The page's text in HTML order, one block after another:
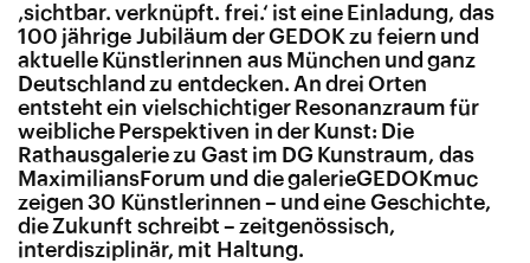
‚sichtbar. verknüpft. frei.‘ ist eine Einladung, das
100 jährige Jubiläum der GEDOK zu feiern und
aktuelle Künstlerinnen aus München und ganz
Deutschland zu entdecken. An drei Orten
entsteht ein vielschichtiger Resonanzraum für
weibliche Perspektiven in der Kunst: Die
Rathausgalerie zu Gast im DG Kunstraum, das
MaximiliansForum und die galerieGEDOKmuc
zeigen 30 Künstlerinnen – und eine Geschichte,
die Zukunft schreibt – zeitgenössisch,
interdisziplinär, mit Haltung.